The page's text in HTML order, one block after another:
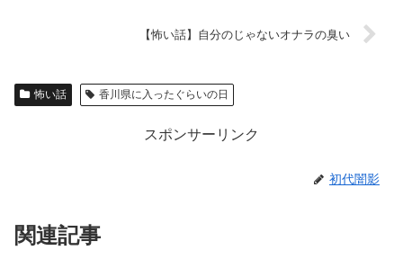
【怖い話】自分のじゃないオナラの臭い
怖い話 香川県に入ったぐらいの日
スポンサーリンク
初代闇影
関連記事